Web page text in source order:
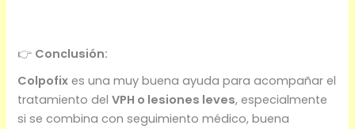
👉 Conclusión:
Colpofix es una muy buena ayuda para acompañar el
tratamiento delVPH o lesiones leves, especialmente
si se combina con seguimiento médico, buena